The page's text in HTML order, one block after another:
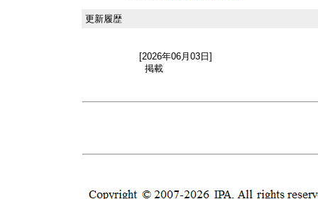
更新履歴
[2026年06月03日]
掲載